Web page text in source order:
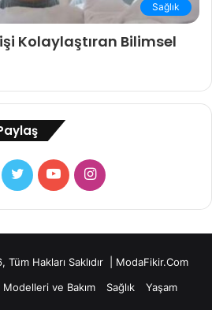
Sağlık
Kolaylaştıran Bilimsel
TwitterYouTubeInstagram
Hakları Saklıdır | ModaFikir.Com
Modelleri ve Bakım Sağlık Yaşam